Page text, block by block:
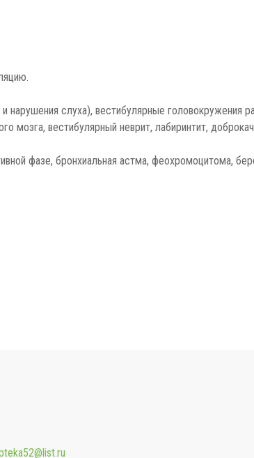
слуха), вестибулярные головокружения
мозга, вестибулярный неврит, лабиринтит,
фазе, бронхиальная астма, феохромоцитома,